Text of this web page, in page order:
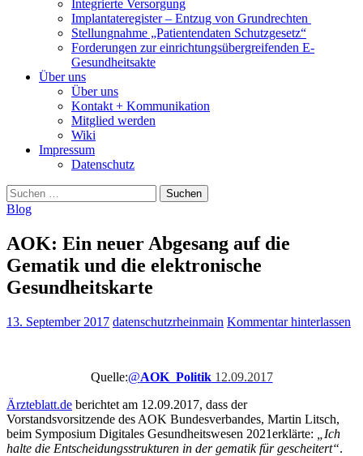
Integrierte Versorgung
Implantateregister – Entzug von Grundrechten
Stellungnahme „Patientendaten Schutzgesetz“
Forderungen zur einrichtungsübergreifenden E-
Gesundheitsakte
Über uns
Über uns
Kontakt + Kommunikation
Mitglied werden
Wiki
Impressum
Datenschutz
Suchen
nach:
Blog
AOK: Ein neuer Abgesang auf die
Gematik und die elektronische
Gesundheitskarte
13. September 2017 datenschutzrheinmain Kommentar hinterlassen
Quelle:@AOK_Politik12.09.2017
Ärzteblatt.de berichtet am 12.09.2017, dass der
Vorstandsvorsitzende des AOK Bundesverbandes, Martin Litsch,
beim Symposium Digitales Gesundheitswesen 2021erklärte:
„Ich
halte die Entscheidungsstrukturen in der gematik für gescheitert“.